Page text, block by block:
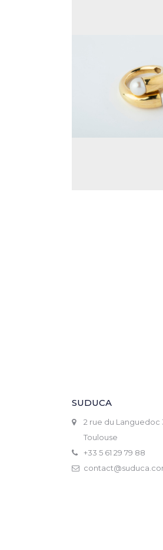
SUDUCA
2 rue du Languedoc
Toulouse
+33 5 61 29 79 88